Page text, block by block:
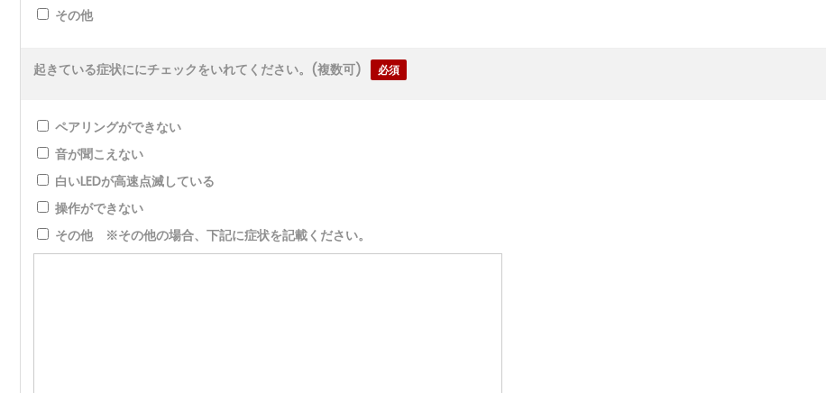
その他
起きている症状ににチェックをいれてください。(複数可) 必須
ペアリングができない
音が聞こえない
白いLEDが高速点滅している
操作ができない
その他 ※その他の場合、下記に症状を記載ください。